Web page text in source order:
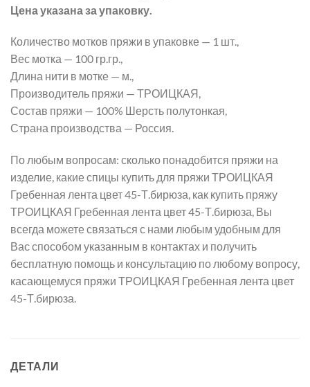
Цена указана за упаковку.
Количество мотков пряжи в упаковке — 1 шт.,
Вес мотка — 100 гр.гр.,
Длина нити в мотке — м.,
Производитель пряжи — ТРОИЦКАЯ,
Состав пряжи — 100% Шерсть полутонкая,
Страна производства — Россия.
По любым вопросам: сколько понадобится пряжи на
изделие, какие спицы купить для пряжи ТРОИЦКАЯ
Гребенная лента цвет 45-Т.бирюза, как купить пряжу
ТРОИЦКАЯ Гребенная лента цвет 45-Т.бирюза, Вы
всегда можете связаться с нами любым удобным для
Вас способом указанным в контактах и получить
бесплатную помощь и консультацию по любому вопросу,
касающемуся пряжи ТРОИЦКАЯ Гребенная лента цвет
45-Т.бирюза.
ДЕТАЛИ